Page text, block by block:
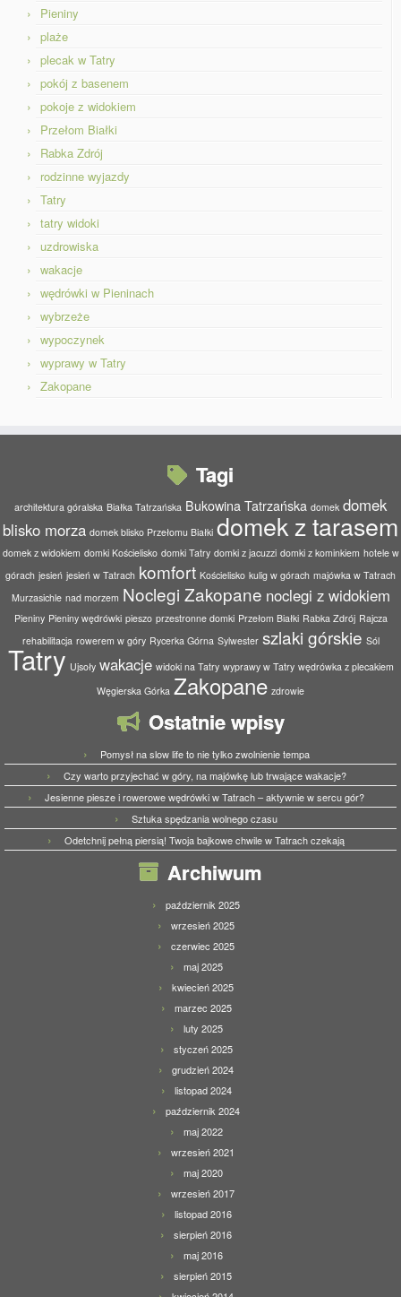
Pieniny
plaże
plecak w Tatry
pokój z basenem
pokoje z widokiem
Przełom Białki
Rabka Zdrój
rodzinne wyjazdy
Tatry
tatry widoki
uzdrowiska
wakacje
wędrówki w Pieninach
wybrzeże
wypoczynek
wyprawy w Tatry
Zakopane
Tagi
architektura góralska Białka Tatrzańska Bukowina Tatrzańska domek domek
blisko morza domek blisko Przełomu Białki domek z tarasem
domek z widokiem domki Kościelisko domki Tatry domki z jacuzzi domki z kominkiem hotele w
górach jesień jesień w Tatrach komfort Kościelisko kulig w górach majówka w Tatrach
Murzasichle nad morzem Noclegi Zakopane noclegi z widokiem
Pieniny Pieniny wędrówki pieszo przestronne domki Przełom Białki Rabka Zdrój Rajcza
rehabilitacja rowerem w góry Rycerka Górna Sylwester szlaki górskie Sól
Tatry Ujsoły wakacje widoki na Tatry wyprawy w Tatry wędrówka z plecakiem
Węgierska Górka Zakopane zdrowie
Ostatnie wpisy
Pomysł na slow life to nie tylko zwolnienie tempa
Czy warto przyjechać w góry, na majówkę lub trwające wakacje?
Jesienne piesze i rowerowe wędrówki w Tatrach – aktywnie w sercu gór?
Sztuka spędzania wolnego czasu
Odetchnij pełną piersią! Twoja bajkowe chwile w Tatrach czekają
Archiwum
październik 2025
wrzesień 2025
czerwiec 2025
maj 2025
kwiecień 2025
marzec 2025
luty 2025
styczeń 2025
grudzień 2024
listopad 2024
październik 2024
maj 2022
wrzesień 2021
maj 2020
wrzesień 2017
listopad 2016
sierpień 2016
maj 2016
sierpień 2015